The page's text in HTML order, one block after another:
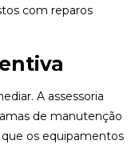
com reparos
A assessoria
de manutenção
os equipamentos